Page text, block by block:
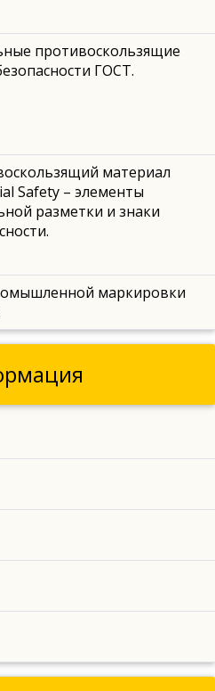
противоскользящие
ГОСТ.
материал
Safety – элементы
разметки и знаки
маркировки